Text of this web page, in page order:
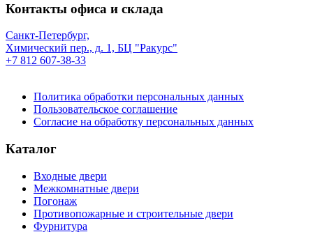
Контакты офиса и склада
Санкт-Петербург,
Химический пер., д. 1, БЦ "Ракурс"
+7 812 607-38-33
Политика обработки персональных данных
Пользовательское соглашение
Согласие на обработку персональных данных
Каталог
Входные двери
Межкомнатные двери
Погонаж
Противопожарные и строительные двери
Фурнитура